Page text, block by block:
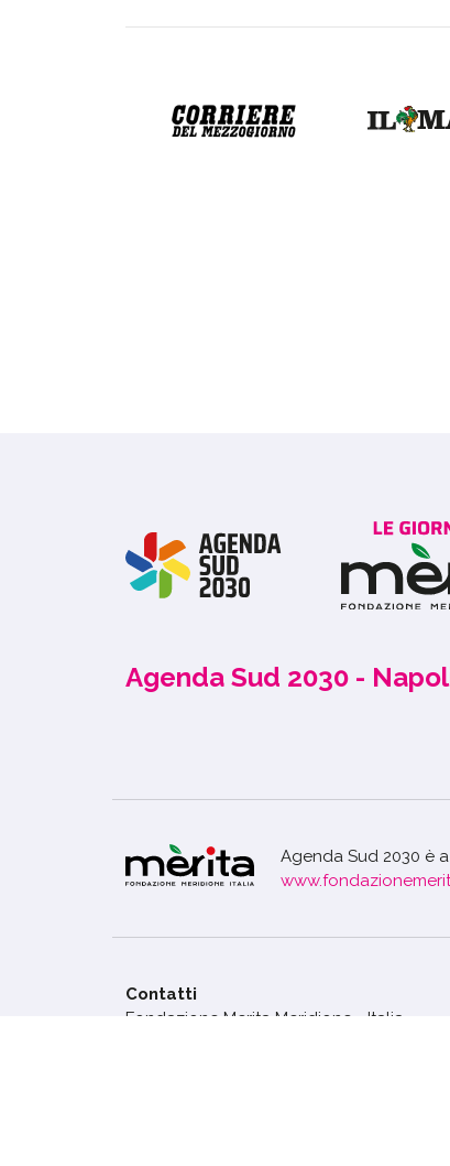
Agenda Sud 2030 -
Agenda Sud 2030 è
Contatti
Fondazione Merita Meridione - Italia